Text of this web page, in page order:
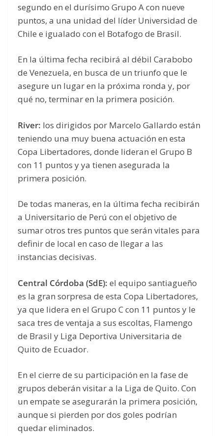
segundo en el durísimo Grupo A con nueve
puntos, a una unidad del líder Universidad de
Chile e igualado con el Botafogo de Brasil.
En la última fecha recibirá al débil Carabobo
de Venezuela, en busca de un triunfo que le
asegure un lugar en la próxima ronda y, por
qué no, terminar en la primera posición.
River: los dirigidos por Marcelo Gallardo están
teniendo una muy buena actuación en esta
Copa Libertadores, donde lideran el Grupo B
con 11 puntos y ya tienen asegurada la
primera posición.
De todas maneras, en la última fecha recibirán
a Universitario de Perú con el objetivo de
sumar otros tres puntos que serán vitales para
definir de local en caso de llegar a las
instancias decisivas.
Central Córdoba (SdE): el equipo santiagueño
es la gran sorpresa de esta Copa Libertadores,
ya que lidera en el Grupo C con 11 puntos y le
saca tres de ventaja a sus escoltas, Flamengo
de Brasil y Liga Deportiva Universitaria de
Quito de Ecuador.
En el cierre de su participación en la fase de
grupos deberán visitar a la Liga de Quito. Con
un empate se asegurarán la primera posición,
aunque si pierden por dos goles podrían
quedar eliminados.